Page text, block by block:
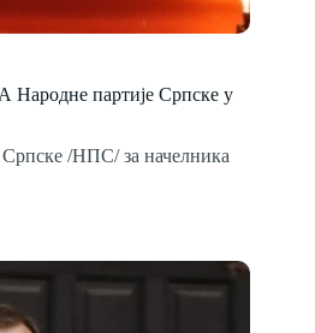
партије Српске у
/НПС/ за начелника